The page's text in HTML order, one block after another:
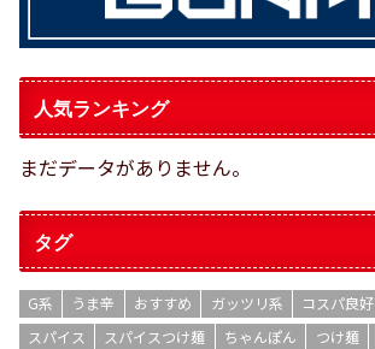
人気ランキング
まだデータがありません。
タグ
G系 うま辛 おすすめ ガッツリ系 コスパ良好
スパイス
スパイスつけ麺 ちゃんぽん つけ麺